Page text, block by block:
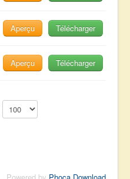
Télécharger
Aperçu
Télécharger
Aperçu